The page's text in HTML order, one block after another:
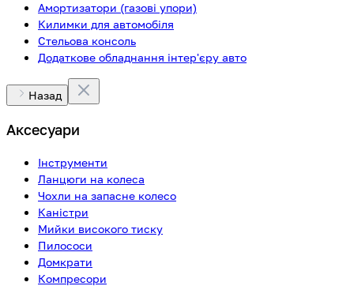
Амортизатори (газові упори)
Килимки для автомобіля
Стельова консоль
Додаткове обладнання інтер'єру авто
Назад
Аксесуари
Інструменти
Ланцюги на колеса
Чохли на запасне колесо
Каністри
Мийки високого тиску
Пилососи
Домкрати
Компресори